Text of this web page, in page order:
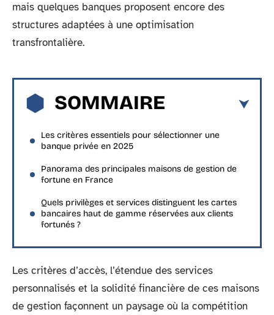
mais quelques banques proposent encore des
structures adaptées à une optimisation
transfrontalière.
SOMMAIRE
Les critères essentiels pour sélectionner une
banque privée en 2025
Panorama des principales maisons de gestion de
fortune en France
Quels privilèges et services distinguent les cartes
bancaires haut de gamme réservées aux clients
fortunés ?
Les critères d’accès, l’étendue des services
personnalisés et la solidité financière de ces maisons
de gestion façonnent un paysage où la compétition